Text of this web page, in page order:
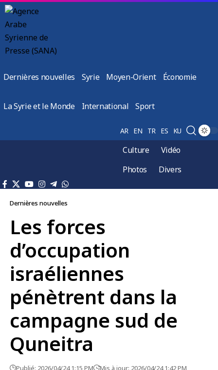
Dernières nouvelles Syrie Moyen-Orient Économie
La Syrie et le Monde International Sport
AR EN TR ES KU
Culture
Vidéo
Photos
Divers
Dernières nouvelles
Les forces
d’occupation
israéliennes
pénètrent dans la
campagne sud de
Quneitra
Publié: 2026/04/24 1:15 PM Mis à jour: 2026/04/24 1:42 PM